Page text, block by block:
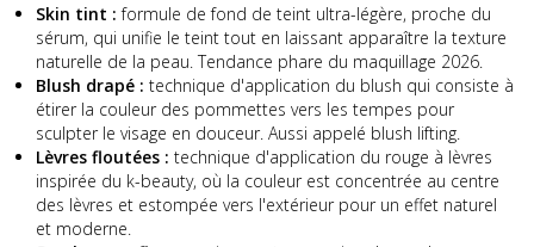
Skin tint : formule de fond de teint ultra-légère, proche du
sérum, qui unifie le teint tout en laissant apparaître la texture
naturelle de la peau. Tendance phare du maquillage 2026.
Blush drapé : technique d'application du blush qui consiste à
étirer la couleur des pommettes vers les tempes pour
sculpter le visage en douceur. Aussi appelé blush lifting.
Lèvres floutées : technique d'application du rouge à lèvres
inspirée du k-beauty, où la couleur est concentrée au centre
des lèvres et estompée vers l'extérieur pour un effet naturel
et moderne.